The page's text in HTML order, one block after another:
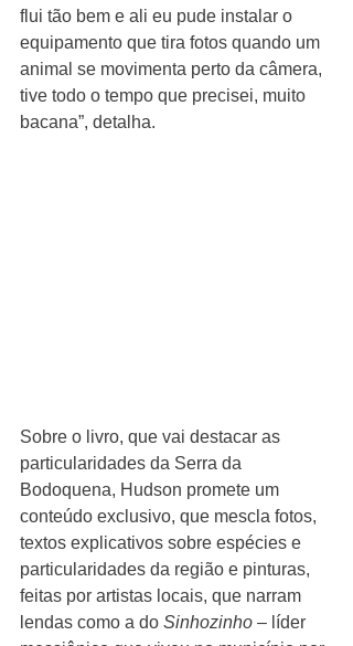
flui tão bem e ali eu pude instalar o
equipamento que tira fotos quando um
animal se movimenta perto da câmera,
tive todo o tempo que precisei, muito
bacana”, detalha.
Sobre o livro, que vai destacar as
particularidades da Serra da
Bodoquena, Hudson promete um
conteúdo exclusivo, que mescla fotos,
textos explicativos sobre espécies e
particularidades da região e pinturas,
feitas por artistas locais, que narram
lendas como a do Sinhozinho – líder